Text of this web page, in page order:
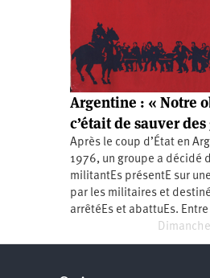
Entreprises
Automobile
Aéronautique
Commerce
Hôpitaux
SNCF
Oppressions
Oppressions
Antiracisme
Féminisme
LGBTI
Économie
Écologie
Éducation
Santé
Vidéos
Argentine : « Notre
c’était de sauver des
Après le coup d’État en
1976, un groupe a décidé
militantEs présentE sur
par les militaires et
arrêtéEs et abattuEs.